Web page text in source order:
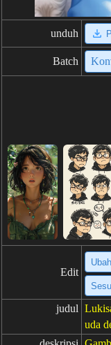
unduh
Batch
Edit
judul
uda